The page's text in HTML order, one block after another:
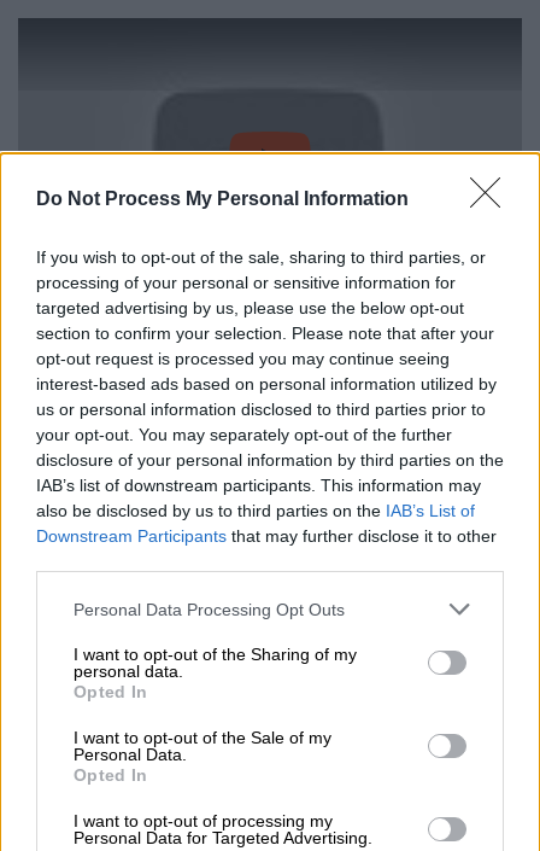
Do Not Process My Personal Information
If you wish to opt-out of the sale, sharing to third parties, or
processing of your personal or sensitive information for
targeted advertising by us, please use the below opt-out
section to confirm your selection. Please note that after your
opt-out request is processed you may continue seeing
interest-based ads based on personal information utilized by
us or personal information disclosed to third parties prior to
your opt-out. You may separately opt-out of the further
disclosure of your personal information by third parties on the
IAB’s list of downstream participants. This information may
also be disclosed by us to third parties on the IAB’s List of
Downstream Participants that may further disclose it to other
Please note that this website/app uses one or more Google
not limited to your visit or usage behaviour. You may click to
grant or deny consent to Google and its third-party tags to
use your data for below specified purposes in below Google
consent section.
Personal Data Processing Opt Outs
I want to opt-out of the Sharing of my
personal data.
Opted In
I want to opt-out of the Sale of my
Personal Data.
Opted In
I want to opt-out of processing my
Personal Data for Targeted Advertising.
Ο τελευταίος επιζών 2- 2.30 ΣΚΑΪ
ΠΕΡΙΠΕΤΕΙΑ ΔΡΑΣΗΣ, ΗΠΑ
Ο παραγωγός ενός ριάλιτι εξαγοράζει δέκα
θανατοποινίτες από διαφορετικές φυλακές
για να αναμετρηθούν σε μια κούρσα θανάτου
σε απομονωμένο νησί, η οποία θα προβληθεί
σε πραγματικό χρόνο στο Ιντερνετ. Ο επιζών
θα κερδίσει την ελευθερία του. Ο
καυτηριασμός της εμπορευματοποίησης της
βίας και της ασυδοσίας του Διαδικτύου
ακυρώνεται σε μια αιματολάγνα περιπέτεια
με πολύ ξύλο. (2007, The Condemned) ●●●●
De-Lovely 23.00 - ΕΡΤ2 ΒΙΟΓΡΑΦΙΚΟ ΔΡΑΜΑ,